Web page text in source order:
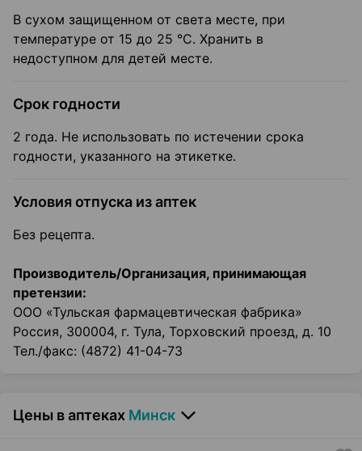
В сухом защищенном от света месте, при
температуре от 15 до 25 °C. Хранить в
недоступном для детей месте.
Срок годности
2 года. Не использовать по истечении срока
годности, указанного на этикетке.
Условия отпуска из аптек
Без рецепта.
Производитель/Организация, принимающая
претензии:
ООО «Тульская фармацевтическая фабрика»
Россия, 300004, г. Тула, Торховский проезд, д. 10
Тел./факс: (4872) 41-04-73
Цены в аптеках Минск